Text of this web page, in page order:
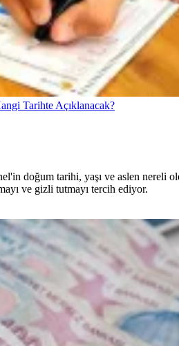
Tarihte Açıklanacak?
doğum tarihi, yaşı ve aslen
ve gizli tutmayı tercih ediyor.